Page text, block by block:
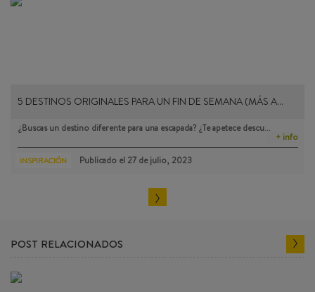
5 DESTINOS ORIGINALES PARA UN FIN DE SEMANA (MÁS A…
¿Buscas un destino diferente para una escapada? ¿Te apetece descu…
+ info
INSPIRACIÓN Publicado el 27 de julio, 2023
POST RELACIONADOS